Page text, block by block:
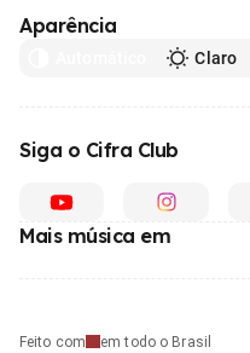
Aparência
Claro
Siga o Cifra Club
Mais música em
Feito com em todo o Brasil